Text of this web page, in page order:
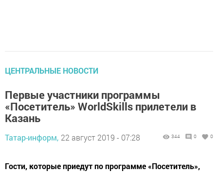
ЦЕНТРАЛЬНЫЕ НОВОСТИ
Первые участники программы
«Посетитель» WorldSkills прилетели в
Казань
Татар-информ, 22 август 2019 - 07:28 344 0 0
Гости, которые приедут по программе «Посетитель»,